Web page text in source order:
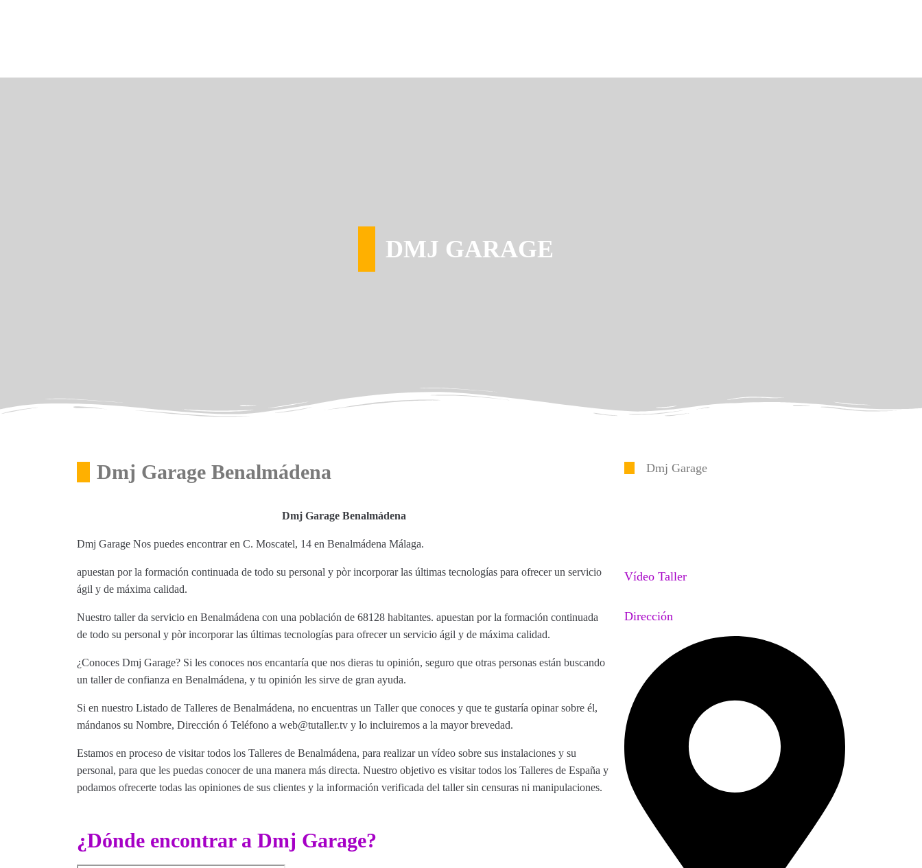
DMJ GARAGE
Dmj Garage Benalmádena
Dmj Garage Benalmádena
Dmj Garage Nos puedes encontrar en C. Moscatel, 14 en Benalmádena Málaga.
apuestan por la formación continuada de todo su personal y pòr incorporar las últimas tecnologías para ofrecer un servicio
ágil y de máxima calidad.
Nuestro taller da servicio en Benalmádena con una población de 68128 habitantes. apuestan por la formación continuada
de todo su personal y pòr incorporar las últimas tecnologías para ofrecer un servicio ágil y de máxima calidad.
¿Conoces Dmj Garage? Si les conoces nos encantaría que nos dieras tu opinión, seguro que otras personas están buscando
un taller de confianza en Benalmádena, y tu opinión les sirve de gran ayuda.
Si en nuestro Listado de Talleres de Benalmádena, no encuentras un Taller que conoces y que te gustaría opinar sobre él,
mándanos su Nombre, Dirección ó Teléfono a web@tutaller.tv y lo incluiremos a la mayor brevedad.
Estamos en proceso de visitar todos los Talleres de Benalmádena, para realizar un vídeo sobre sus instalaciones y su
personal, para que les puedas conocer de una manera más directa. Nuestro objetivo es visitar todos los Talleres de España y
podamos ofrecerte todas las opiniones de sus clientes y la información verificada del taller sin censuras ni manipulaciones.
¿Dónde encontrar a Dmj Garage?
Dmj Garage
Vídeo Taller
Dirección